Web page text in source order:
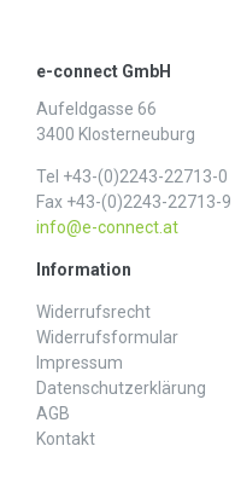
e-connect GmbH
Aufeldgasse 66
3400 Klosterneuburg
Tel +43-(0)2243-22713-0
Fax +43-(0)2243-22713-9
info@e-connect.at
Information
Widerrufs­recht
Widerrufs­formular
Impressum
Daten­schutz­erklärung
AGB
Kontakt